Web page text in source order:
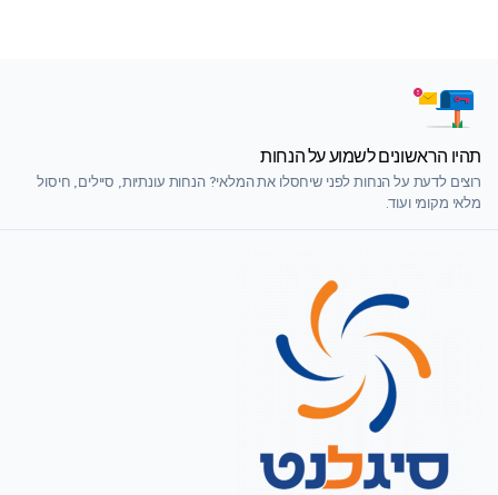
תהיו הראשונים לשמוע על הנחות
רוצים לדעת על הנחות לפני שיחסלו את המלאי? הנחות עונתיות, סיילים, חיסול
מלאי מקומי ועוד.